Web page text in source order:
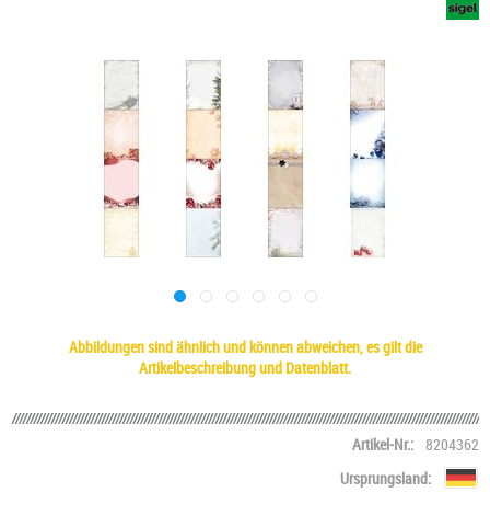
Abbildungen sind ähnlich und können abweichen, es gilt die
Artikelbeschreibung und Datenblatt.
Artikel-Nr.: 8204362
Ursprungsland: